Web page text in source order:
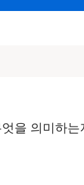
을 의미하는